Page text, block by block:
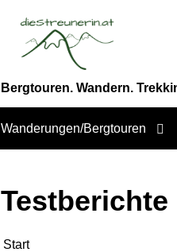
Bergtouren. Wandern.
Wanderungen/Bergtouren
Testberichte
Start